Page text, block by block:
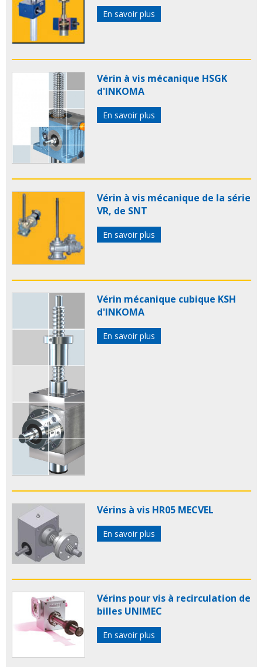
En savoir plus
Vérin à vis mécanique HSGK
d'INKOMA
En savoir plus
Vérin à vis mécanique de la série
VR, de SNT
En savoir plus
Vérin mécanique cubique KSH
d'INKOMA
En savoir plus
Vérins à vis HR05 MECVEL
En savoir plus
Vérins pour vis à recirculation de
billes UNIMEC
En savoir plus